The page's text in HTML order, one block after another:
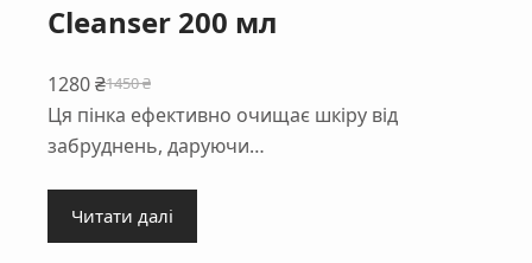
Cleanser 200 мл
1450₴
Оригінальна
ціна:
1450 ₴.
1280₴
Поточна
ціна:
1280 ₴.
Ця пінка ефективно очищає шкіру від
забруднень, даруючи…
Читати далі